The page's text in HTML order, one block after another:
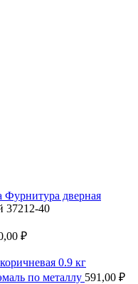
Фурнитура дверная
37212-40
₽
по металлу 591,00 ₽